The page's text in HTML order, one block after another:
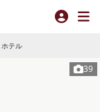
テル
39